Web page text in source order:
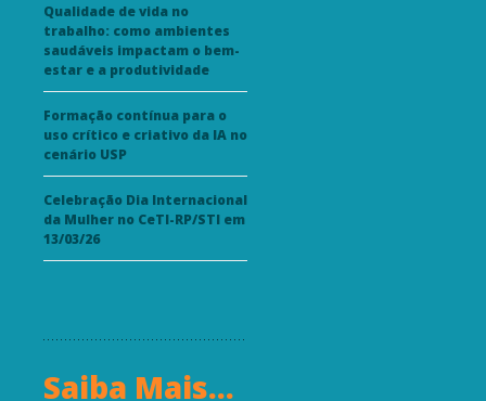
Qualidade de vida no
trabalho: como ambientes
saudáveis impactam o bem-
estar e a produtividade
Formação contínua para o
uso crítico e criativo da IA no
cenário USP
Celebração Dia Internacional
da Mulher no CeTI-RP/STI em
13/03/26
Saiba Mais...